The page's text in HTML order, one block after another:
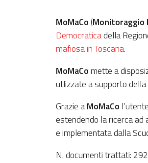
MoMaCo(Monitoraggio
Democraticadella
mafiosa in Toscana.
MoMaComette a
utlizzate a supporto
Grazie aMoMaCo
estendendo la ricerca
e implementata dalla
N. documenti trattati: